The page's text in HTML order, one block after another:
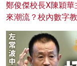
鄭俊傑校長X陳穎
來潮流？校內數字